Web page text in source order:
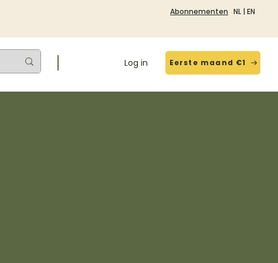
Abonnementen NL | EN
Log in Eerste maand €1